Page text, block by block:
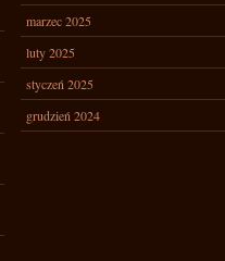
marzec 2025
luty 2025
styczeń 2025
grudzień 2024